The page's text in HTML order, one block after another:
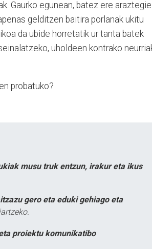
Gaurko egunean, batez ere
gelditzen baitira porlanak ukitu
da ubide horretatik ur tanta batek
uholdeen kontrako
probatuko?
musu truk entzun, irakur eta ikus
gero eta eduki gehiago eta
proiektu komunikatibo